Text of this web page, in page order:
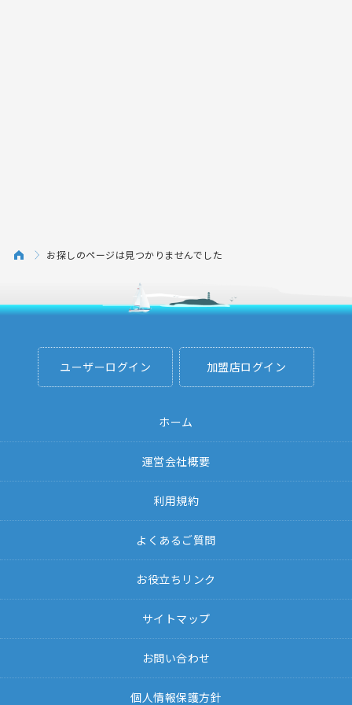
お探しのページは見つかりませんでした
ユーザーログイン 加盟店ログイン
ホーム
運営会社概要
利用規約
よくあるご質問
お役立ちリンク
サイトマップ
お問い合わせ
個人情報保護方針